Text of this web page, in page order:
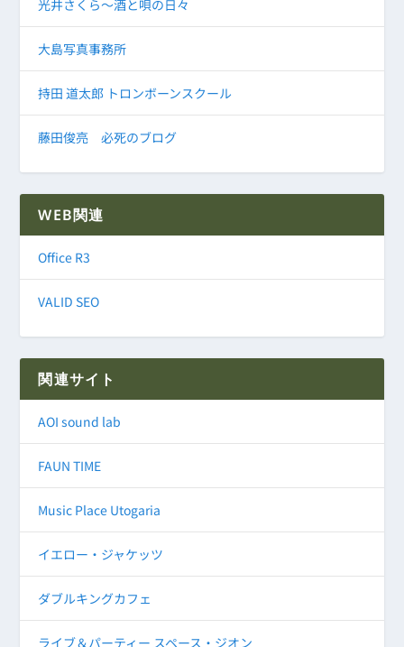
光井さくら～酒と唄の日々
大島写真事務所
持田 道太郎 トロンボーンスクール
藤田俊亮 必死のブログ
WEB関連
Office R3
VALID SEO
関連サイト
AOI sound lab
FAUN TIME
Music Place Utogaria
イエロー・ジャケッツ
ダブルキングカフェ
ライブ＆パーティー スペース・ジオン